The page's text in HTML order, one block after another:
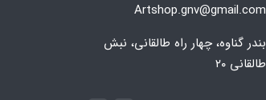
Artshop.gnv@gmail.com
بندر گناوه، چهار راه طالقانی، نبش
طالقانی ۲۰